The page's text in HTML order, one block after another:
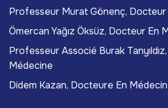
Professeur Murat Gönenç, Docteur
Ömercan Yağız Öksüz, Docteur En
Professeur Associé Burak
Médecine
Didem Kazan, Docteure En